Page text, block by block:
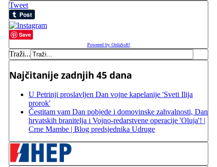
Tweet
Save
Powered by OrdaSoft!
Traži...
Najčitanije zadnjih 45 dana
U Petrinji proslavljen Dan vojne kapelanije 'Sveti Ilija
prorok'
Čestitam vam Dan pobjede i domovinske zahvalnosti, Dan
hrvatskih branitelja i Vojno-redarstvene operacije 'Oluja'! |
Crne Mambe | Blog predsjednika Udruge